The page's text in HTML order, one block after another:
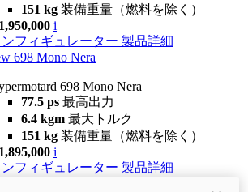
151 kg 装備重量（燃料を除く）
i
ンフィギュレーター 製品詳細
698 Mono Nera
698 Mono Nera
77.5 ps 最高出力
6.4 kgm 最大トルク
151 kg 装備重量（燃料を除く）
i
ンフィギュレーター 製品詳細